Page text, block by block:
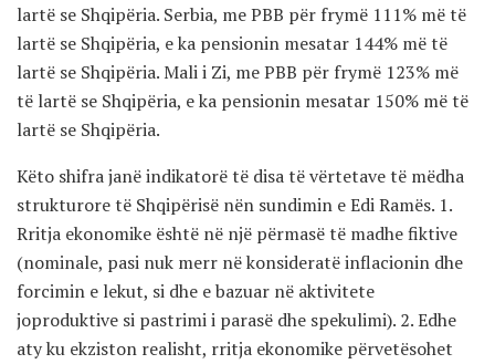
lartë se Shqipëria. Serbia, me PBB për frymë 111% më të
lartë se Shqipëria, e ka pensionin mesatar 144% më të
lartë se Shqipëria. Mali i Zi, me PBB për frymë 123% më
të lartë se Shqipëria, e ka pensionin mesatar 150% më të
lartë se Shqipëria.
Këto shifra janë indikatorë të disa të vërtetave të mëdha
strukturore të Shqipërisë nën sundimin e Edi Ramës. 1.
Rritja ekonomike është në një përmasë të madhe fiktive
(nominale, pasi nuk merr në konsideratë inflacionin dhe
forcimin e lekut, si dhe e bazuar në aktivitete
joproduktive si pastrimi i parasë dhe spekulimi). 2. Edhe
aty ku ekziston realisht, rritja ekonomike përvetësohet